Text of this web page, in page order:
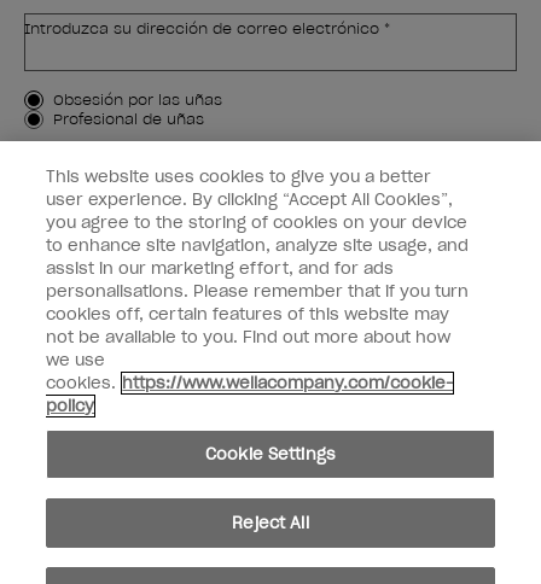
Introduzca su dirección de correo electrónico *
Tipo de cliente
Obsesión por las uñas
Profesional de uñas
APÚNTAME
Customer Information
Connect with OPI
facebook instagram pinterest youtube
No compartir ni vender información personal
© Copyright 2024, Wella Operations US LLC, Todos los derechos reservados.
This website uses cookies to give you a better
user experience. By clicking “Accept All Cookies”,
you agree to the storing of cookies on your device
to enhance site navigation, analyze site usage, and
assist in our marketing effort, and for ads
personalisations. Please remember that if you turn
cookies off, certain features of this website may
not be available to you. Find out more about how
we use
cookies. https://www.wellacompany.com/cookie-
policy
Cookie Settings
Reject All